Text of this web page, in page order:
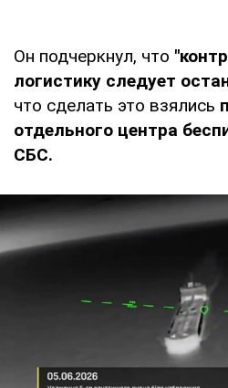
Он подчеркнул, что
логистику следует
что сделать это взялись
отдельного центра
СБС.